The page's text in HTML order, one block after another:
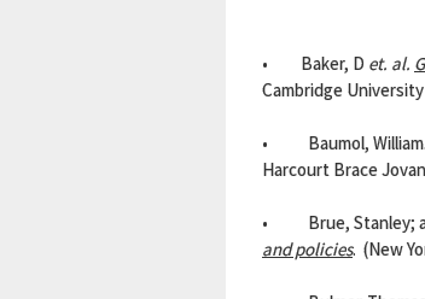
• Baker, D et. al.
Cambridge
• Baumol, William.
Harcourt Brace
• Brue, Stanley;
and policies. (New